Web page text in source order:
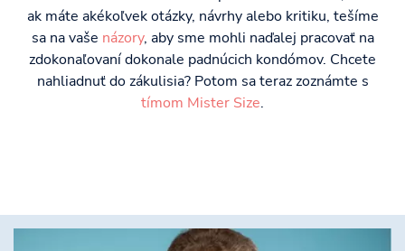
ak máte akékoľvek otázky, návrhy alebo kritiku, tešíme
sa na vaše názory, aby sme mohli naďalej pracovať na
zdokonaľovaní dokonale padnúcich kondómov. Chcete
nahliadnuť do zákulisia? Potom sa teraz zoznámte s
tímom Mister Size.